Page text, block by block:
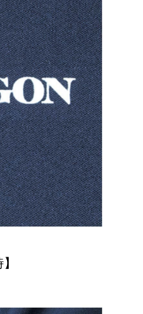
トへ進む